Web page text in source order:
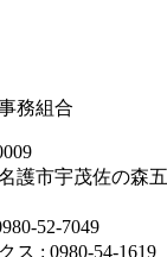
務組合
護市宇茂佐の森
52-7049
ス : 0980-54-1619